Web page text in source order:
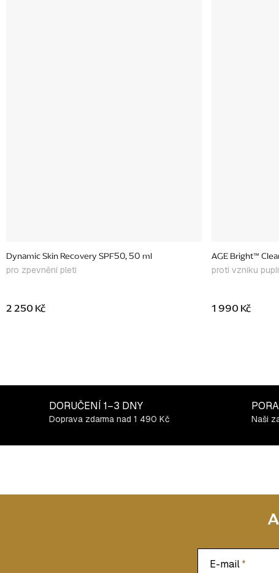
Dynamic Skin Recovery SPF50, 50 ml
pro zpevnění pleti
2 250 Kč
AGE Bright™
proti vzniku
1 990 Kč
DORUČENÍ 1–3 DNY
Doprava zdarma nad 1 490 Kč Naši
E-mail